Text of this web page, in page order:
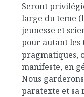
Seront
large du teme
jeunesse et
pour autant les
pragmatiques,
manifeste, en
Nous
paratexte et sa